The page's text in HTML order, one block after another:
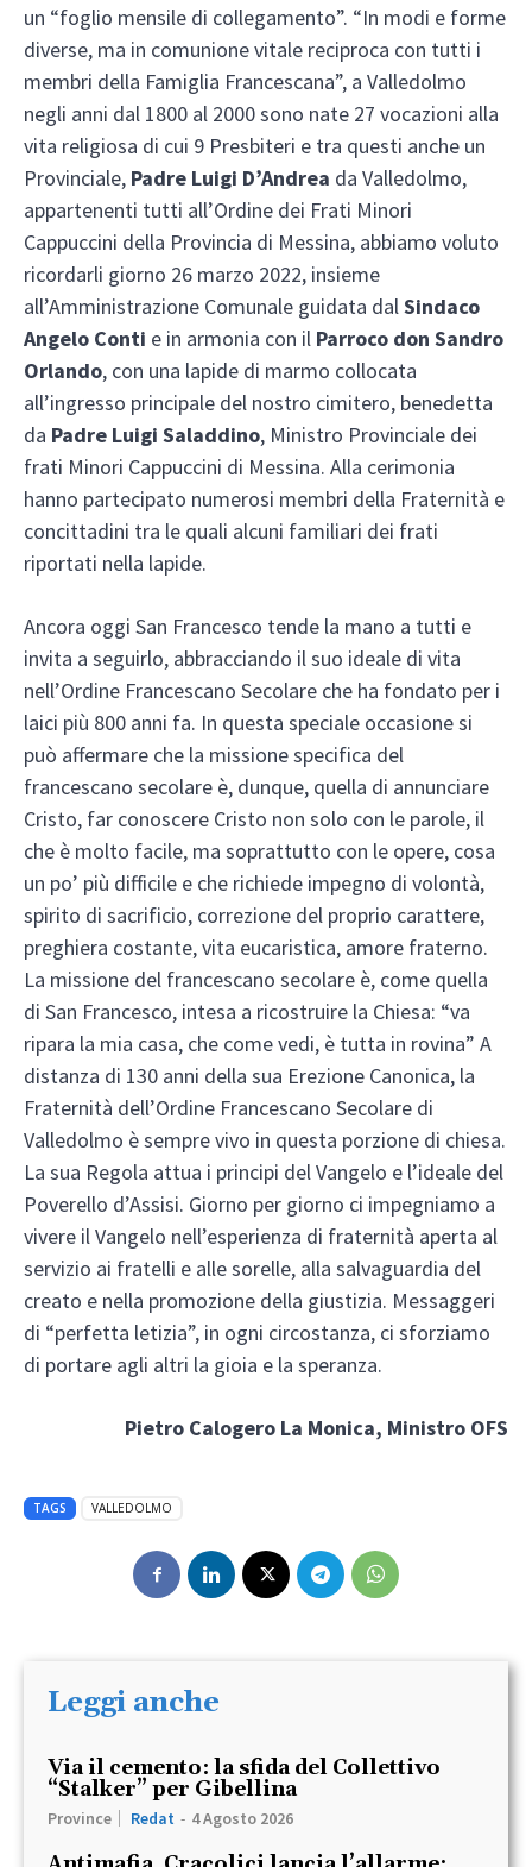
un “foglio mensile di collegamento”. “In modi e forme
diverse, ma in comunione vitale reciproca con tutti i
membri della Famiglia Francescana”, a Valledolmo
negli anni dal 1800 al 2000 sono nate 27 vocazioni alla
vita religiosa di cui 9 Presbiteri e tra questi anche un
Provinciale, Padre Luigi D’Andrea da Valledolmo,
appartenenti tutti all’Ordine dei Frati Minori
Cappuccini della Provincia di Messina, abbiamo voluto
ricordarli giorno 26 marzo 2022, insieme
all’Amministrazione Comunale guidata dalSindaco
Angelo Conti e in armonia con il Parroco don Sandro
Orlando, con una lapide di marmo collocata
all’ingresso principale del nostro cimitero, benedetta
da Padre Luigi Saladdino, Ministro Provinciale dei
frati Minori Cappuccini di Messina. Alla cerimonia
hanno partecipato numerosi membri della Fraternità e
concittadini tra le quali alcuni familiari dei frati
riportati nella lapide.
Ancora oggi San Francesco tende la mano a tutti e
invita a seguirlo, abbracciando il suo ideale di vita
nell’Ordine Francescano Secolare che ha fondato per i
laici più 800 anni fa. In questa speciale occasione si
può affermare che la missione specifica del
francescano secolare è, dunque, quella di annunciare
Cristo, far conoscere Cristo non solo con le parole, il
che è molto facile, ma soprattutto con le opere, cosa
un po’ più difficile e che richiede impegno di volontà,
spirito di sacrificio, correzione del proprio carattere,
preghiera costante, vita eucaristica, amore fraterno.
La missione del francescano secolare è, come quella
di San Francesco, intesa a ricostruire la Chiesa: “va
ripara la mia casa, che come vedi, è tutta in rovina” A
distanza di 130 anni della sua Erezione Canonica, la
Fraternità dell’Ordine Francescano Secolare di
Valledolmo è sempre vivo in questa porzione di chiesa.
La sua Regola attua i principi del Vangelo e l’ideale del
Poverello d’Assisi. Giorno per giorno ci impegniamo a
vivere il Vangelo nell’esperienza di fraternità aperta al
servizio ai fratelli e alle sorelle, alla salvaguardia del
creato e nella promozione della giustizia. Messaggeri
di “perfetta letizia”, in ogni circostanza, ci sforziamo
di portare agli altri la gioia e la speranza.
Pietro Calogero La Monica, Ministro OFS
TAGS VALLEDOLMO
Leggi anche
Via il cemento: la sfida del Collettivo
“Stalker” per Gibellina
Province Redat - 4 Agosto 2026